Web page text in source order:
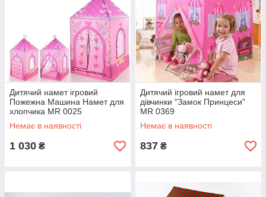
Дитячий намет ігровий
Пожежна Машина Намет для
хлопчика MR 0025
Немає в наявності
1 030 ₴
Дитячий ігровий намет для
дівчинки "Замок Принцеси"
MR 0369
Немає в наявності
837 ₴